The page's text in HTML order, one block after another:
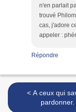
n'en parlait
trouvé
cas, j'adore
appeler :
Répondre
< A ceux qui savent
pardonner.